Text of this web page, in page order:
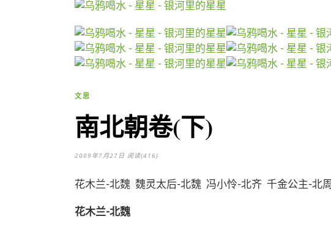
文思
南北朝卷(下)
2009年7月27日 阅读(416)
花木兰-北魏 魏灵太后-北魏 冯小怜-北齐 千金公主-北周
花木兰-北魏